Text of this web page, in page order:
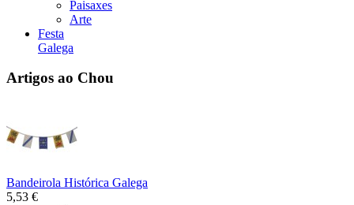
Paisaxes
Arte
Festa
Galega
Artigos ao Chou
Bandeirola Histórica Galega
5,53 €